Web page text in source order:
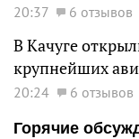
20:37 6 отзывов
В Качуге
крупнейших
20:24
6 отзывов
Горячие